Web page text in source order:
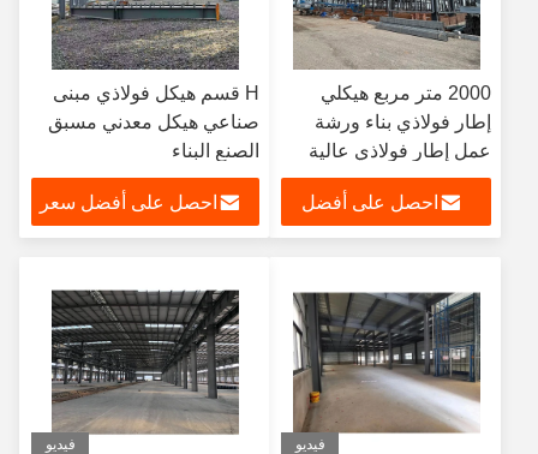
2000 متر مربع هيكلي
إطار فولاذي بناء ورشة
عمل إطار فولاذي عالية
القوة
احصل على أفضل
H قسم هيكل فولاذي مبنى
صناعي هيكل معدني مسبق
الصنع البناء
احصل على أفضل سعر
فيديو فيديو